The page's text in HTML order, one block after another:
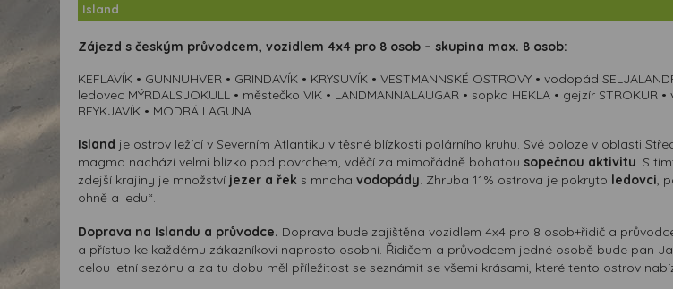
Island
Zájezd s českým průvodcem, vozidlem 4x4 pro 8 osob – skupina max. 8 osob:
KEFLAVÍK • GUNNUHVER • GRINDAVÍK • KRYSUVÍK • VESTMANNSKÉ OSTROVY • vodopád
ledovec MÝRDALSJÖKULL • městečko VIK • LANDMANNALAUGAR • sopka HEKLA • gejzír STROKUR
REYKJAVÍK • MODRÁ LAGUNA
Island je ostrov ležící v Severním Atlantiku v těsné blízkosti polárního kruhu. Své poloze v oblasti
magma nachází velmi blízko pod povrchem, vděčí za mimořádně bohatou sopečnou aktivitu. S
zdejší krajiny je množství jezer a řek s mnoha vodopády. Zhruba 11% ostrova je pokryto ledovci,
ohně a ledu“.
Doprava na Islandu a průvodce. Doprava bude zajištěna vozidlem 4x4 pro 8 osob+řidič a
a přístup ke každému zákazníkovi naprosto osobní. Řidičem a průvodcem jedné osobě bude pan
celou letní sezónu a za tu dobu měl příležitost se seznámit se všemi krásami, které tento ostrov